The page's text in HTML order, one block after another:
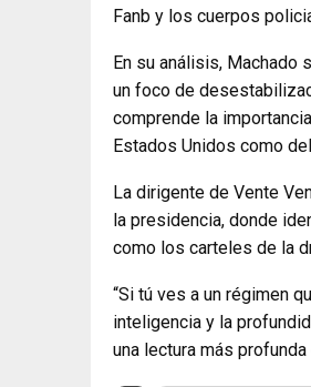
Fanb y los cuerpos
En su análisis, Machado
un foco de
comprende la
Estados Unidos como
La dirigente de Vente
la presidencia, donde
como los carteles de la
“Si tú ves a un régimen
inteligencia y la
una lectura más